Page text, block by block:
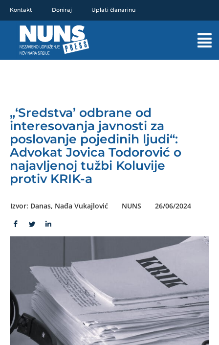
sadržaj
Kontakt Doniraj Uplati članarinu
„‘Sredstva’ odbrane od
interesovanja javnosti za
poslovanje pojedinih ljudi“:
Advokat Jovica Todorović o
najavljenoj tužbi Koluvije
protiv KRIK-a
Izvor: Danas, Nađa Vukajlović NUNS 26/06/2024